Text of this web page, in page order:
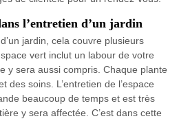
l’entretien d’un jardin
jardin, cela couvre plusieurs
vert inclut un labour de votre
y sera aussi compris. Chaque plante
des soins. L’entretien de l’espace
beaucoup de temps et est très
y sera affectée. C’est dans cette